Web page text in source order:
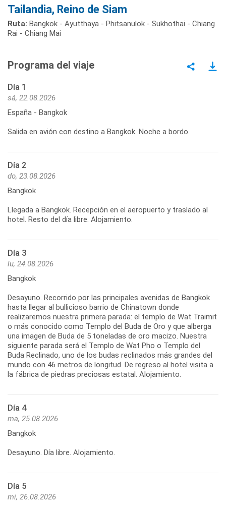
Tailandia, Reino de Siam
Ruta: Bangkok - Ayutthaya - Phitsanulok - Sukhothai - Chiang
Rai - Chiang Mai
Programa del viaje
Día 1
sá, 22.08.2026
España - Bangkok
Salida en avión con destino a Bangkok. Noche a bordo.
Día 2
do, 23.08.2026
Bangkok
Llegada a Bangkok. Recepción en el aeropuerto y traslado al
Día 3
lu, 24.08.2026
Bangkok
Desayuno. Recorrido por las principales avenidas de Bangkok
hasta llegar al bullicioso barrio de Chinatown donde
realizaremos nuestra primera parada: el templo de Wat Traimit
o más conocido como Templo del Buda de Oro y que alberga
una imagen de Buda de 5 toneladas de oro macizo. Nuestra
siguiente parada será el Templo de Wat Pho o Templo del
Buda Reclinado, uno de los budas reclinados más grandes del
mundo con 46 metros de longitud. De regreso al hotel visita a
Día 4
ma, 25.08.2026
Bangkok
Desayuno. Día libre. Alojamiento.
Día 5
mi, 26.08.2026